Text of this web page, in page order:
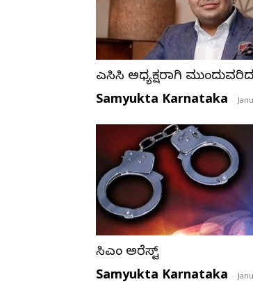
ಎಸಿಸಿ ಅಧ್ಯಕ್ಷರಾಗಿ ಮುಂದುವರಿದ
Samyukta Karnataka -
ಸಿಎಂ ಅರೆಸ್ಟ್‌
Samyukta Karnataka -